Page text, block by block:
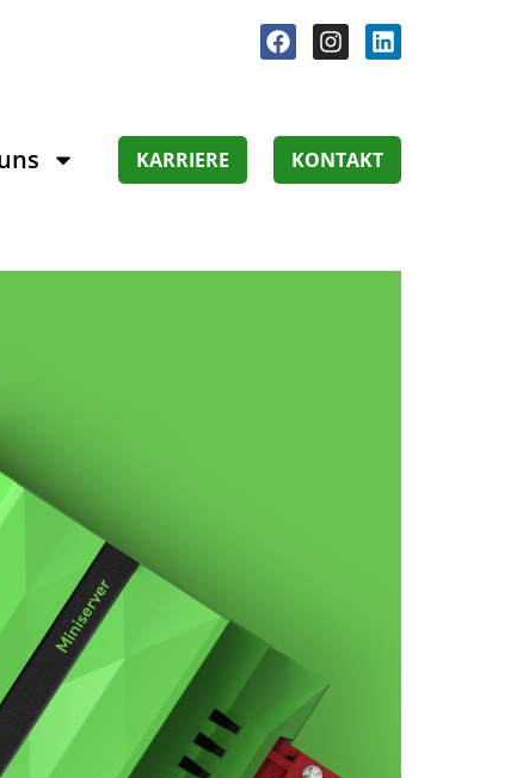
KARRIERE KONTAKT